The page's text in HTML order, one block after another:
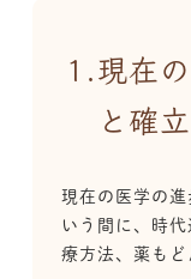
1.現在
と確
現在の医学の
いう間に、時
療方法、薬もど